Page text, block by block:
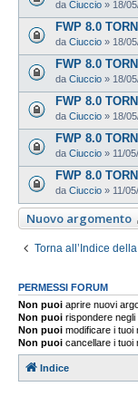
da Ciuccio » 18/
FWP 8.0
da Ciuccio » 18/
FWP 8.0
da Ciuccio » 18/
FWP 8.0
da Ciuccio » 18/
FWP 8.0
da Ciuccio » 11/
FWP 8.0
da Ciuccio » 11/
Nuovo argomento
Torna all’Indice
PERMESSI FORUM
Non puoi aprire nuovi
Non puoi rispondere negli
Non puoi modificare i tuoi
Non puoi cancellare i tuoi
Indice